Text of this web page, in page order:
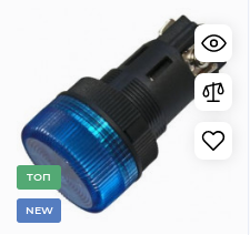
TОП
NEW